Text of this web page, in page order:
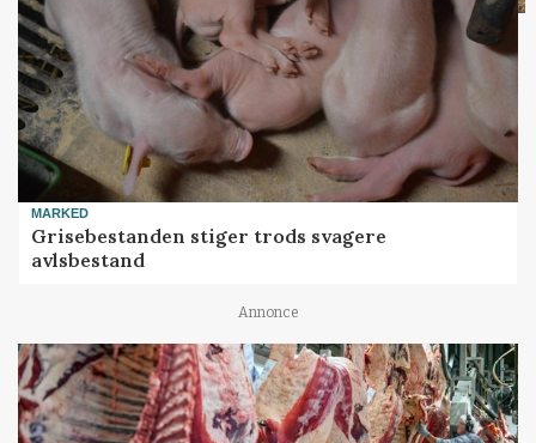
MARKED
Grisebestanden stiger trods svagere
avlsbestand
Annonce